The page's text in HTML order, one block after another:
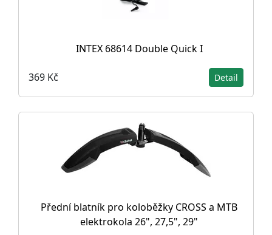
INTEX 68614 Double Quick I
369 Kč Detail
Přední blatník pro koloběžky CROSS a MTB
elektrokola 26", 27,5", 29"